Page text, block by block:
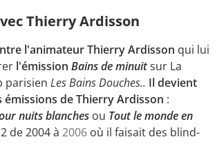
Thierry Ardisson
l'animateur Thierry Ardisson qui lui
l'émission Bains de minuitsur La
parisien Les Bains Douches.. Il devient
émissions de Thierry Ardisson :
nuits blanches ou Tout le monde en
de 2004 à 2006 où il faisait des blind-